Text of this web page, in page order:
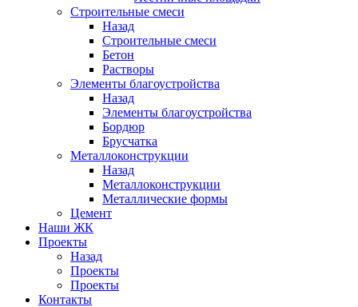
Строительные смеси
Назад
Строительные смеси
Бетон
Растворы
Элементы благоустройства
Назад
Элементы благоустройства
Бордюр
Брусчатка
Металлоконструкции
Назад
Металлоконструкции
Металлические формы
Цемент
Наши ЖК
Проекты
Назад
Проекты
Проекты
Контакты